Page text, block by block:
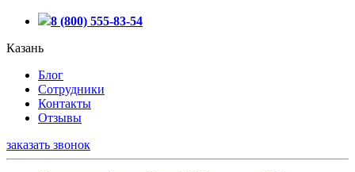
8 (800) 555-83-54
Казань
Блог
Сотрудники
Контакты
Отзывы
заказать звонок